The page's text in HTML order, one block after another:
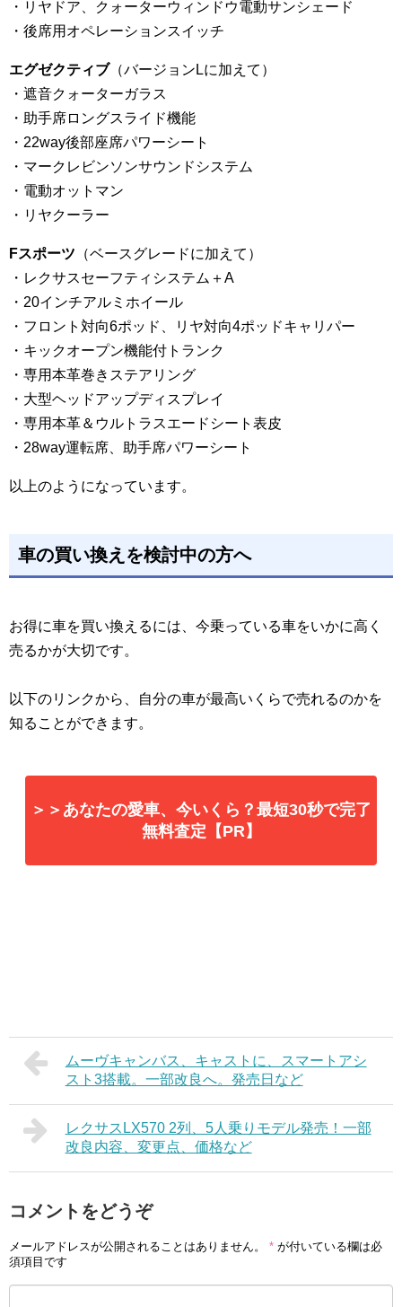
・リヤドア、クォーターウィンドウ電動サンシェード
・後席用オペレーションスイッチ
エグゼクティブ（バージョンLに加えて）
・遮音クォーターガラス
・助手席ロングスライド機能
・22way後部座席パワーシート
・マークレビンソンサウンドシステム
・電動オットマン
・リヤクーラー
Fスポーツ （ベースグレードに加えて）
・レクサスセーフティシステム＋A
・20インチアルミホイール
・フロント対向6ポッド、リヤ対向4ポッドキャリパー
・キックオープン機能付トランク
・専用本革巻きステアリング
・大型ヘッドアップディスプレイ
・専用本革＆ウルトラスエードシート表皮
・28way運転席、助手席パワーシート
以上のようになっています。
車の買い換えを検討中の方へ
お得に車を買い換えるには、今乗っている車をいかに高く
売るかが大切です。
以下のリンクから、自分の車が最高いくらで売れるのかを
知ることができます。
＞＞あなたの愛車、今いくら？最短30秒で完了
無料査定【PR】
ムーヴキャンバス、キャストに、スマートアシ
スト3搭載。一部改良へ。発売日など
レクサスLX570 2列、5人乗りモデル発売！一部
改良内容、変更点、価格など
コメントをどうぞ
メールアドレスが公開されることはありません。 * が付いている欄は必
須項目です